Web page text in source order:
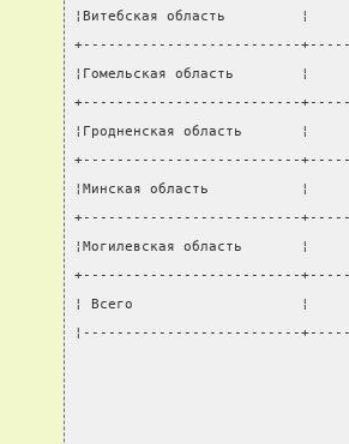
¦Витебская область
+--------------------------
¦Гомельская область
+--------------------------
¦Гродненская область
+--------------------------
¦Минская область
+--------------------------
¦Могилевская область
+--------------------------
¦ Всего                    ¦
¦--------------------------